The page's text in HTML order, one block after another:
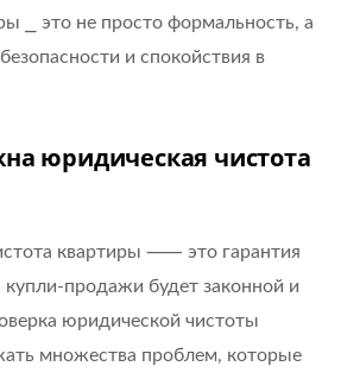
⎯ это не просто формальность, а
и спокойствия в
юридическая чистота
квартиры ⸺ это гарантия
купли-продажи будет законной и
юридической чистоты
множества проблем, которые